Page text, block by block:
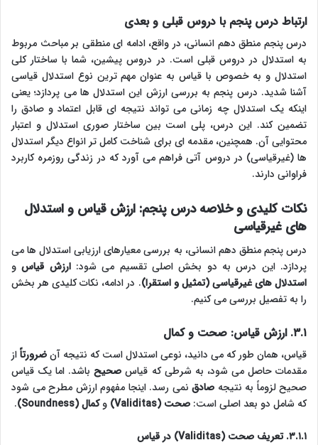
ارتباط درس پنجم با دروس قبلی و بعدی
درس پنجم منطق دهم انسانی، در واقع، ادامه ای منطقی بر مباحث مربوط
به استدلال در دروس قبلی است. در دروس پیشین، شما با ساختار کلی
استدلال و به خصوص با قیاس به عنوان مهم ترین نوع استدلال قیاسی
آشنا شدید. درس پنجم به بررسی ارزش این استدلال ها می پردازد؛ یعنی
اینکه یک استدلال چه زمانی می تواند نتیجه ای قابل اعتماد و صادق را
تضمین کند. این درس، پلی است بین ساختار صوری استدلال و اعتبار
محتوایی آن. همچنین، مقدمه ای برای شناخت کامل تر انواع دیگر استدلال
ها (غیرقیاسی) در دروس آتی فراهم می آورد که در زندگی روزمره کاربرد
فراوانی دارند.
نکات کلیدی و خلاصه درس پنجم: ارزش قیاس و استدلال
های غیرقیاسی
درس پنجم منطق دهم انسانی، به بررسی معیارهای ارزیابی استدلال ها می
پردازد. این درس به دو بخش اصلی تقسیم می شود:ارزش قیاسو
استدلال های غیرقیاسی (تمثیل و استقرا). در ادامه، نکات کلیدی هر بخش
را به تفصیل بررسی می کنیم.
۳.۱. ارزش قیاس: صحت و کمال
قیاس، همان طور که می دانید، نوعی استدلال است که نتیجه آنضرورتاًاز
مقدمات حاصل می شود، به شرطی که قیاس صحیحباشد. اما یک قیاس
صحیح لزوماً به نتیجه صادق نمی رسد. اینجا مفهوم ارزش مطرح می شود
که شامل دو بعد اصلی است: صحت (Validitas) وکمال (Soundness) .
۳.۱.۱. تعریف صحت (Validitas) در قیاس